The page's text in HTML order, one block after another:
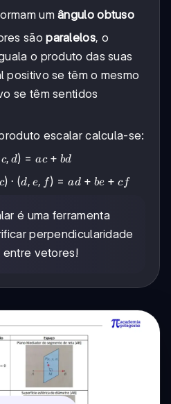
umângulo obtuso
sãoparalelos, o
o produto das suas
positivo se têm o mesmo
se têm sentidos
escalar calcula-se:
c, d) = ac + bd
c) ⋅ (d, e, f) = ad + be + cf
é uma ferramenta
perpendicularidade
vetores!